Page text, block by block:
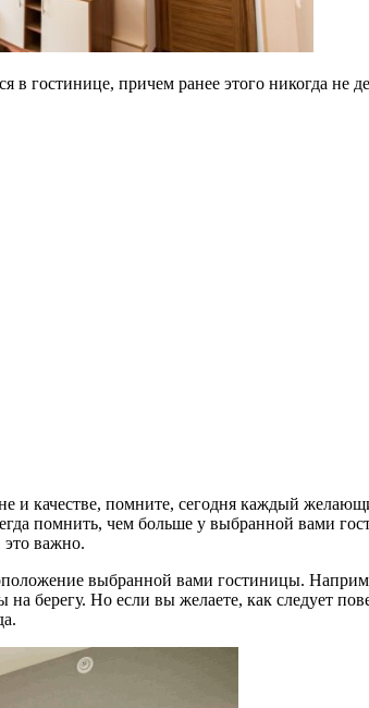
в гостинице, причем ранее этого никогда не
и качестве, помните, сегодня каждый
помнить, чем больше у выбранной вами
это важно.
выбранной вами гостиницы.
берегу. Но если вы желаете, как следует